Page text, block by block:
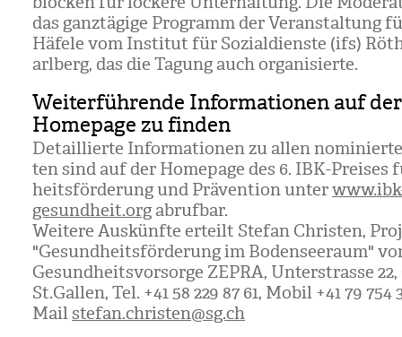
das ganz­tä­gige Pro­gramm der Ver­an­stal­tung
Häfele vom Insti­tut für Sozi­al­dienste (ifs)
arl­berg, das die Tagung auch orga­ni­sierte.
Weiterführende Informationen auf der
Homepage zu finden
Detail­lierte Infor­ma­tio­nen zu allen
ten sind auf der Home­page des 6. IBK-Prei­ses
heits­för­de­rung und Prä­ven­tion unter
gesundheit.orgabruf­bar.
Wei­tere Aus­künfte erteilt Ste­fan Chris­ten,
"Gesund­heits­för­de­rung im Boden­see­raum"
Gesund­heits­vor­sorge ZEPRA, Unter­strasse 22,
St.Gal­len, Tel. +41 58 229 87 61, Mobil +41 79 754
Mailstefan.christen@sg.ch